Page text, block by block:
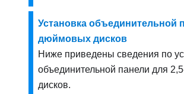
Установка объединительной
дюймовых дисков
Ниже приведены сведения по
объединительной панели для
дисков.